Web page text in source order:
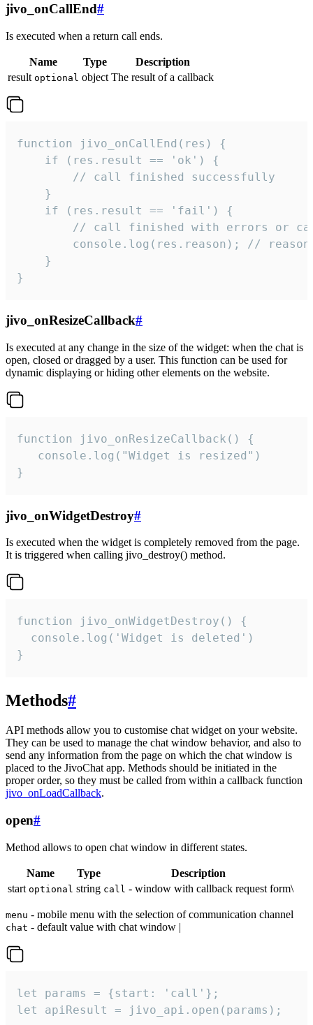
jivo_onCallEnd#
Is executed when a return call ends.
Name Type
Description
result optional object The result of a callback
function jivo_onCallEnd(res) {
    if (res.result == 'ok') {
        // call finished successfully
    }
    if (res.result == 'fail') {
// call finished with errors or
console.log(res.reason); //
    }
}
jivo_onResizeCallback#
Is executed at any change in the size of the widget: when the chat is
open, closed or dragged by a user. This function can be used for
dynamic displaying or hiding other elements on the website.
function jivo_onResizeCallback() {
   console.log("Widget is resized")
}
jivo_onWidgetDestroy#
Is executed when the widget is completely removed from the page.
It is triggered when calling jivo_destroy() method.
function jivo_onWidgetDestroy() {
  console.log('Widget is deleted')
}
Methods#
API methods allow you to customise chat widget on your website.
They can be used to manage the chat window behavior, and also to
send any information from the page on which the chat window is
placed to the JivoChat app. Methods should be initiated in the
proper order, so they must be called from within a callback function
jivo_onLoadCallback.
open#
Method allows to open chat window in different states.
Name Type
Description
start optional string call - window with callback request form\
menu - mobile menu with the selection of communication channel
chat - default value with chat window |
let params = {start: 'call'};
let apiResult = jivo_api.open(params);